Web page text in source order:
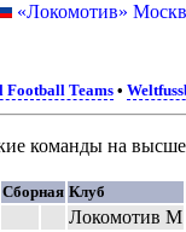
«Локомотив»
Football Teams•
команды на
Сборная Клуб
Локомотив М